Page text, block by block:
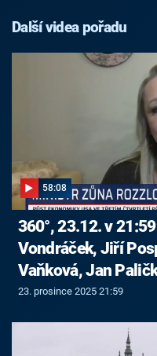
Další videa pořadu
58:08
360°, 23.12. v
Vondráček, Jiří
Vaňková, Jan
23. prosince 2025 21:59